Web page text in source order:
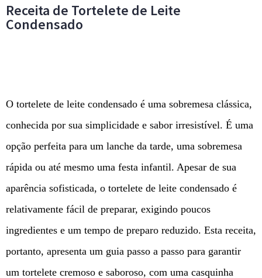
Receita de Tortelete de Leite
Condensado
O tortelete de leite condensado é uma sobremesa clássica,
conhecida por sua simplicidade e sabor irresistível. É uma
opção perfeita para um lanche da tarde, uma sobremesa
rápida ou até mesmo uma festa infantil. Apesar de sua
aparência sofisticada, o tortelete de leite condensado é
relativamente fácil de preparar, exigindo poucos
ingredientes e um tempo de preparo reduzido. Esta receita,
portanto, apresenta um guia passo a passo para garantir
um tortelete cremoso e saboroso, com uma casquinha